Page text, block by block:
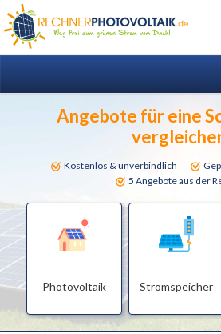
Angebote für eine
Kostenlos & unverbindlich
5 Angebote aus der
Photovoltaik Stromspeicher